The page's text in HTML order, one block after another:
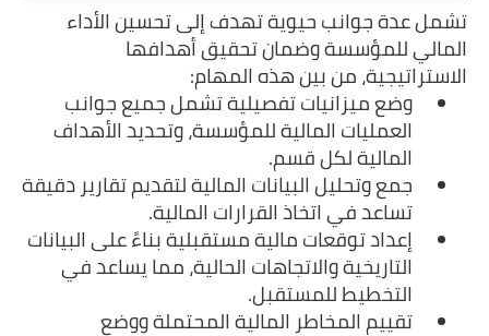
تشمل عدة جوانب حيوية تهدف إلى تحسين الأداء
المالي للمؤسسة وضمان تحقيق أهدافها
الاستراتيجية، من بين هذه المهام:
وضع ميزانيات تفصيلية تشمل جميع جوانب
العمليات المالية للمؤسسة، وتحديد الأهداف
المالية لكل قسم.
جمع وتحليل البيانات المالية لتقديم تقارير دقيقة
تساعد في اتخاذ القرارات المالية.
إعداد توقعات مالية مستقبلية بناءً على البيانات
التاريخية والاتجاهات الحالية، مما يساعد في
التخطيط للمستقبل.
تقييم المخاطر المالية المحتملة ووضع